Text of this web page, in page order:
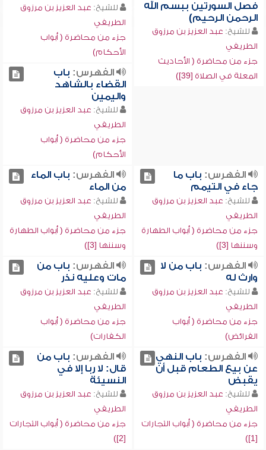
فصل السورتين ببسم الله
الرحمن الرحيم)
للشيخ: عبد العزيز بن مرزوق
الطريفي
جزء من محاضرة ( الأحاديث
المعلة في الصلاة [39])
للشيخ: عبد العزيز بن مرزوق
الطريفي
جزء من محاضرة ( أبواب
الأحكام)
الفهرس: باب
القضاء بالشاهد
واليمين
للشيخ: عبد العزيز بن مرزوق
الطريفي
جزء من محاضرة ( أبواب
الأحكام)
الفهرس: باب ما
جاء في التيمم
للشيخ: عبد العزيز بن مرزوق
الطريفي
جزء من محاضرة ( أبواب الطهارة
وسننها [3])
الفهرس: باب الماء
من الماء
للشيخ: عبد العزيز بن مرزوق
الطريفي
جزء من محاضرة ( أبواب الطهارة
وسننها [3])
الفهرس: باب من لا
وارث له
للشيخ: عبد العزيز بن مرزوق
الطريفي
جزء من محاضرة ( أبواب
الفرائض)
الفهرس: باب من
مات وعليه نذر
للشيخ: عبد العزيز بن مرزوق
الطريفي
جزء من محاضرة ( أبواب
الكفارات)
الفهرس: باب النهي
عن بيع الطعام قبل أن
يقبض
للشيخ: عبد العزيز بن مرزوق
الطريفي
جزء من محاضرة ( أبواب التجارات
[1])
الفهرس: باب من
قال: لا ربا إلا في
النسيئة
للشيخ: عبد العزيز بن مرزوق
الطريفي
جزء من محاضرة ( أبواب التجارات
[2])